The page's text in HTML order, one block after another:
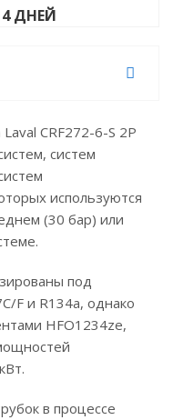
ДНЕЙ
CRF272-6-S 2P
систем
используются
(30 бар) или
под
F и R134a, однако
HFO1234ze,
в процессе